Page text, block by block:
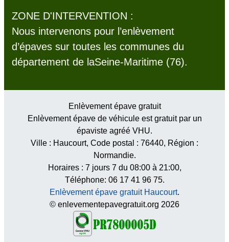
ZONE D'INTERVENTION :
Nous intervenons pour l’enlèvement
d’épaves sur toutes les communes du
département de laSeine-Maritime (76).
Enlèvement épave gratuit
Enlèvement épave de véhicule est gratuit par un
épaviste agréé VHU.
Ville : Haucourt, Code postal : 76440, Région :
Normandie.
Horaires : 7 jours 7 du 08:00 à 21:00,
Téléphone: 06 17 41 96 75.
Enlèvement épave gratuit Haucourt.
© enlevementepavegratuit.org 2026